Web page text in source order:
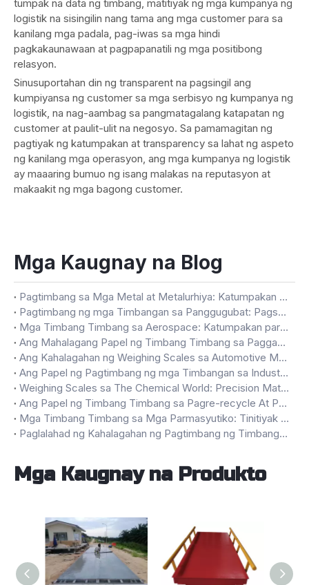
tumpak na data ng timbang, matitiyak ng mga kumpanya ng
logistik na sisingilin nang tama ang mga customer para sa
kanilang mga padala, pag-iwas sa mga hindi
pagkakaunawaan at pagpapanatili ng mga positibong
relasyon.
Sinusuportahan din ng transparent na pagsingil ang
kumpiyansa ng customer sa mga serbisyo ng kumpanya ng
logistik, na nag-aambag sa pangmatagalang katapatan ng
customer at paulit-ulit na negosyo. Sa pamamagitan ng
pagtiyak ng katumpakan at transparency sa lahat ng aspeto
ng kanilang mga operasyon, ang mga kumpanya ng logistik
ay maaaring bumuo ng isang malakas na reputasyon at
makaakit ng mga bagong customer.
Mga Kaugnay na Blog
Pagtimbang sa Mga Metal at Metalurhiya: Katumpakan sa Bawat Gram
Pagtimbang ng mga Timbangan sa Panggugubat: Pagsukat sa Bounty of the Woods
Mga Timbang Timbang sa Aerospace: Katumpakan para sa Paglipad
Ang Mahalagang Papel ng Timbang Timbang sa Paggawa ng Tela
Ang Kahalagahan ng Weighing Scales sa Automotive Manufacturing
Ang Papel ng Pagtimbang ng mga Timbangan sa Industriya ng Enerhiya
Weighing Scales sa The Chemical World: Precision Matters
Ang Papel ng Timbang Timbang sa Pagre-recycle At Pamamahala ng Basura
Mga Timbang Timbang sa Mga Parmasyutiko: Tinitiyak ang Katumpakan At Kalidad
Paglalahad ng Kahalagahan ng Pagtimbang ng Timbangan sa Pagkain At Inumin
Mga Kaugnay na Produkto